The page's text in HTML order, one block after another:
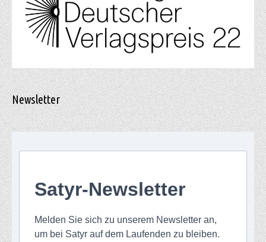
Newsletter
Satyr-Newsletter
Melden Sie sich zu unserem Newsletter an,
um bei Satyr auf dem Laufenden zu bleiben.